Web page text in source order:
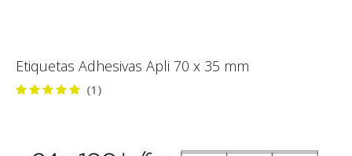
Etiquetas Adhesivas Apli 70 x 35 mm
(1)